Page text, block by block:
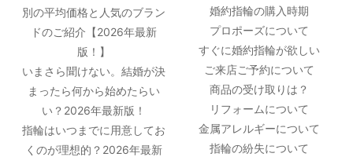
別の平均価格と人気のブラン
ドのご紹介【2026年最新
版！】
いまさら聞けない。結婚が決
まったら何から始めたらい
い？2026年最新版！
指輪はいつまでに用意してお
くのが理想的？2026年最新
婚約指輪の購入時期
プロポーズについて
すぐに婚約指輪が欲しい
ご来店ご予約について
商品の受け取りは？
リフォームについて
金属アレルギーについて
指輪の紛失について